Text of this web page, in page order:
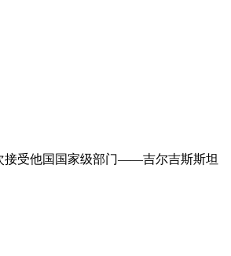
接受他国国家级部门——吉尔吉斯斯坦